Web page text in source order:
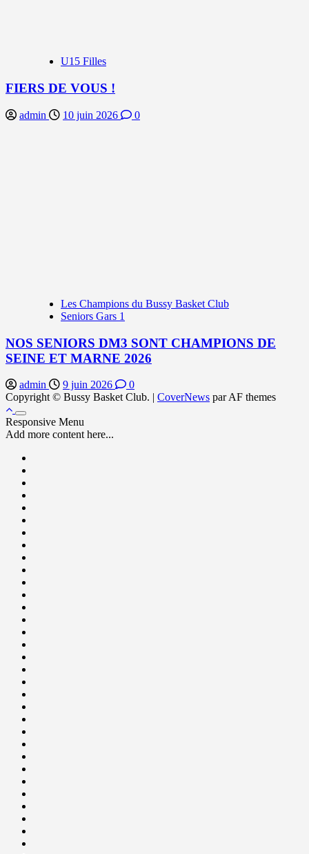
U15 Filles
FIERS DE VOUS !
admin 10 juin 2026 0
Les Champions du Bussy Basket Club
Seniors Gars 1
NOS SENIORS DM3 SONT CHAMPIONS DE
SEINE ET MARNE 2026
admin 9 juin 2026
0
Copyright © Bussy Basket Club. | CoverNews par AF themes
Responsive Menu
Add more content here...